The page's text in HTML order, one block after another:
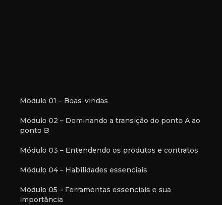
Módulo 01 – Boas-vindas
Módulo 02 – Dominando a transição do ponto A ao
ponto B
Módulo 03 – Entendendo os produtos e contratos
Módulo 04 – Habilidades essenciais
Módulo 05 – Ferramentas essenciais e sua
importância